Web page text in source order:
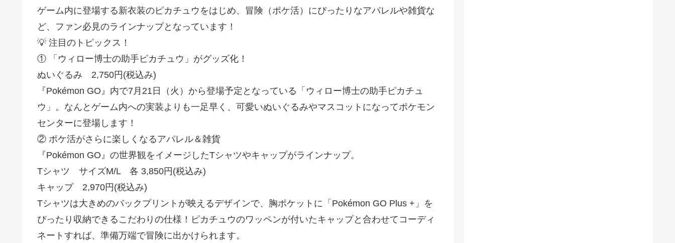
ゲーム内に登場する新衣装のピカチュウをはじめ、冒険（ポケ活）にぴったりなアパレルや雑貨な
ど、ファン必見のラインナップとなっています！
💡 注目のトピックス！
① 「ウィロー博士の助手ピカチュウ」がグッズ化！
ぬいぐるみ 2,750円(税込み)
『Pokémon GO』内で7月21日（火）から登場予定となっている「ウィロー博士の助手ピカチュ
ウ」。なんとゲーム内への実装よりも一足早く、可愛いぬいぐるみやマスコットになってポケモン
センターに登場します！
② ポケ活がさらに楽しくなるアパレル＆雑貨
『Pokémon GO』の世界観をイメージしたTシャツやキャップがラインナップ。
Tシャツ サイズM/L 各 3,850円(税込み)
キャップ 2,970円(税込み)
Tシャツは大きめのバックプリントが映えるデザインで、胸ポケットに「Pokémon GO Plus +」を
ぴったり収納できるこだわりの仕様！ピカチュウのワッペンが付いたキャップと合わせてコーディ
ネートすれば、準備万端で冒険に出かけられます。